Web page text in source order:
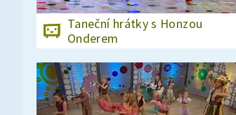
Taneční hrátky s Honzou
Onderem